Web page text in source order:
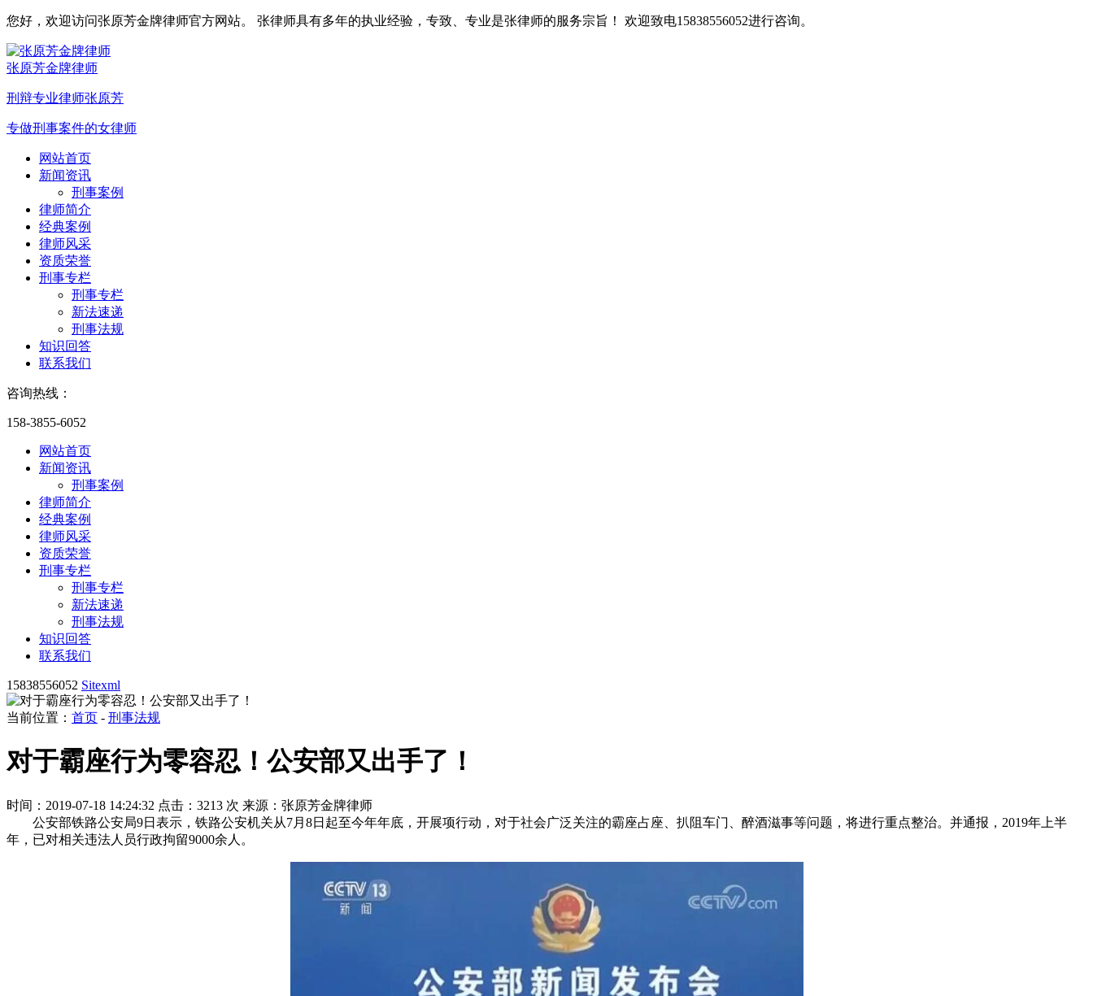
您好，欢迎访问张原芳金牌律师官方网站。 张律师具有多年的执业经验，专致、专业是张律师的服务宗旨！ 欢迎致电15838556052进行咨询。
张原芳金牌律师
刑辩专业律师张原芳
专做刑事案件的女律师
网站首页
新闻资讯
刑事案例
律师简介
经典案例
律师风采
资质荣誉
刑事专栏
刑事专栏
新法速递
刑事法规
知识回答
联系我们
咨询热线：
158-3855-6052
网站首页
新闻资讯
刑事案例
律师简介
经典案例
律师风采
资质荣誉
刑事专栏
刑事专栏
新法速递
刑事法规
知识回答
联系我们
15838556052 Sitexml
当前位置： 首页 - 刑事法规
对于霸座行为零容忍！公安部又出手了！
时间：2019-07-18 14:24:32 点击：3213 次 来源：张原芳金牌律师
公安部铁路公安局9日表示，铁路公安机关从7月8日起至今年年底，开展项行动，对于社会广泛关注的霸座占座、扒阻车门、醉酒滋事等问题，将进行重点整治。并通报，2019年上半
年，已对相关违法人员行政拘留9000余人。